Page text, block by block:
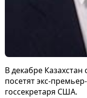
В декабре
посетят экс-
госсекретаря США.